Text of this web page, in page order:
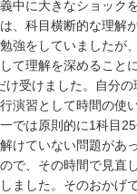
中に大きなショック
、科目横断的な理解
強をしていましたが
て理解を深めること
受けました。自分
演習として時間の使
では原則的に1科目
けていない問題があ
で、その時間で見直
ました。そのおかげ